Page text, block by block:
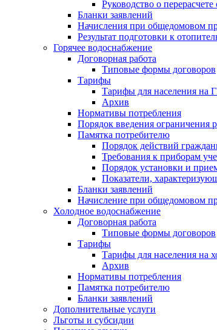
Руководство о
Бланки заявлений
Начисления при общедомовом
Результат подготовки к
Горячее водоснабжение
Договорная работа
Типовые формы договоров
Тарифы
Тарифы для населения на
Архив
Нормативы потребления
Порядок введения ограничения
Памятка потребителю
Порядок действий
Требования к приборам
Порядок установки и
Показатели,
Бланки заявлений
Начисление при общедомовом
Холодное водоснабжение
Договорная работа
Типовые формы договоров
Тарифы
Тарифы для населения на
Архив
Нормативы потребления
Памятка потребителю
Бланки заявлений
Дополнительные услуги
Льготы и субсидии